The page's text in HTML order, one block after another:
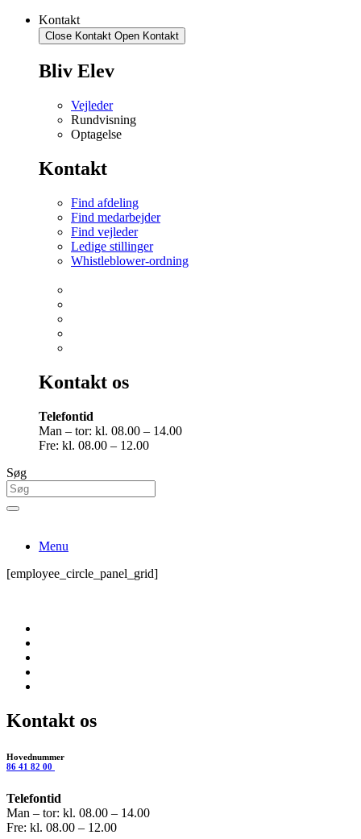
Kontakt
Close Kontakt Open Kontakt
Bliv Elev
Vejleder
Rundvisning
Optagelse
Kontakt
Find afdeling
Find medarbejder
Find vejleder
Ledige stillinger
Whistleblower-ordning
Kontakt os
Telefontid
Man – tor: kl. 08.00 – 14.00
Fre: kl. 08.00 – 12.00
Søg
Menu
[employee_circle_panel_grid]
Kontakt os
Hovednummer
86 41 82 00
Telefontid
Man – tor: kl. 08.00 – 14.00
Fre: kl. 08.00 – 12.00